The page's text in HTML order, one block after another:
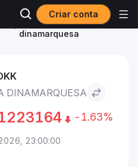
Criar conta
Dogecoin to Coroa
dinamarquesa
DINAMARQUESA
-1.63%
23:00:00